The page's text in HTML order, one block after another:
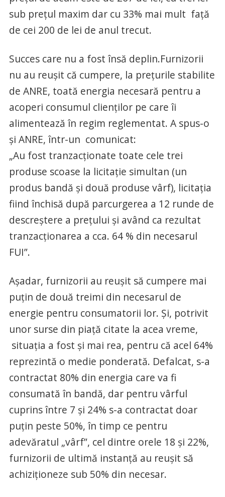
sub preţul maxim dar cu 33% mai mult faţă
de cei 200 de lei de anul trecut.
Succes care nu a fost însă deplin.Furnizorii
nu au reuşit că cumpere, la preţurile stabilite
de ANRE, toată energia necesară pentru a
acoperi consumul clienţilor pe care îi
alimentează în regim reglementat. A spus-o
şi ANRE, într-un comunicat:
„Au fost tranzacționate toate cele trei
produse scoase la licitație simultan (un
produs bandă și două produse vârf), licitația
fiind închisă după parcurgerea a 12 runde de
descreștere a prețului și având ca rezultat
tranzacționarea a cca. 64 % din necesarul
FUI”.
Aşadar, furnizorii au reuşit să cumpere mai
puţin de două treimi din necesarul de
energie pentru consumatorii lor. Şi, potrivit
unor surse din piaţă citate la acea vreme,
situaţia a fost şi mai rea, pentru că acel 64%
reprezintă o medie ponderată. Defalcat, s-a
contractat 80% din energia care va fi
consumată în bandă, dar pentru vârful
cuprins între 7 şi 24% s-a contractat doar
puţin peste 50%, în timp ce pentru
adevăratul „vârf”, cel dintre orele 18 şi 22%,
furnizorii de ultimă instanţă au reuşit să
achiziţioneze sub 50% din necesar.